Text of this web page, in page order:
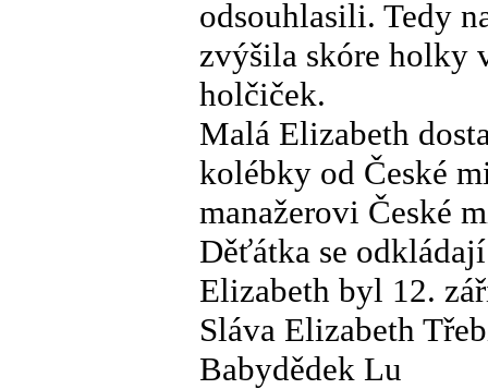
odsouhlasili. Tedy
zvýšila skóre holky
holčiček.
Malá Elizabeth
kolébky od České
manažerovi České
Děťátka se
Elizabeth byl 12.
Sláva Elizabeth
Babydědek Lu